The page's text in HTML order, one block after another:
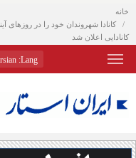
خانه
کانادا شهروندان خود را در روزهای
کانادایی اعلان شد
Lang
: Persian